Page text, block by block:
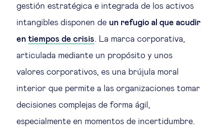
gestión estratégica e integrada de los activos
intangibles disponen de un refugio al que acudir
en tiempos de crisis. La marca corporativa,
articulada mediante un propósito y unos
valores corporativos, es una brújula moral
interior que permite a las organizaciones tomar
decisiones complejas de forma ágil,
especialmente en momentos de incertidumbre.